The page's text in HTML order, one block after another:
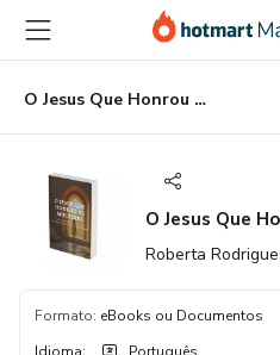
para
conteúdo
principal
para
pagamento
para
rodapé
O Jesus Que Honrou as Mulheres
O Jesus Que
Roberta
Formato: eBooks ou Documentos